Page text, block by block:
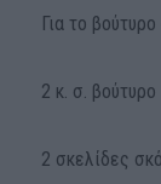
Για το
2 κ. σ. βούτυρο
2 σκελίδες